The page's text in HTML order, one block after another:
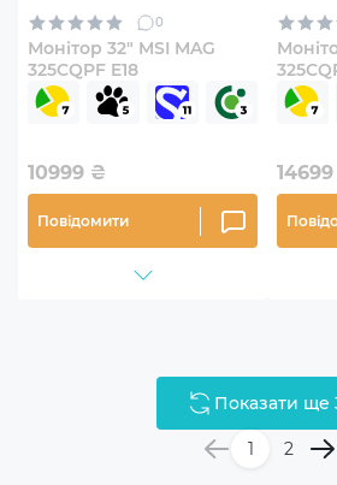
0
Монітор 32" MSI MAG
325CQPF E18
10999 ₴
Повідомити
14699
Показати ще
1 2